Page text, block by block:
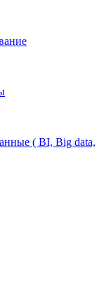
( BI, Big data,